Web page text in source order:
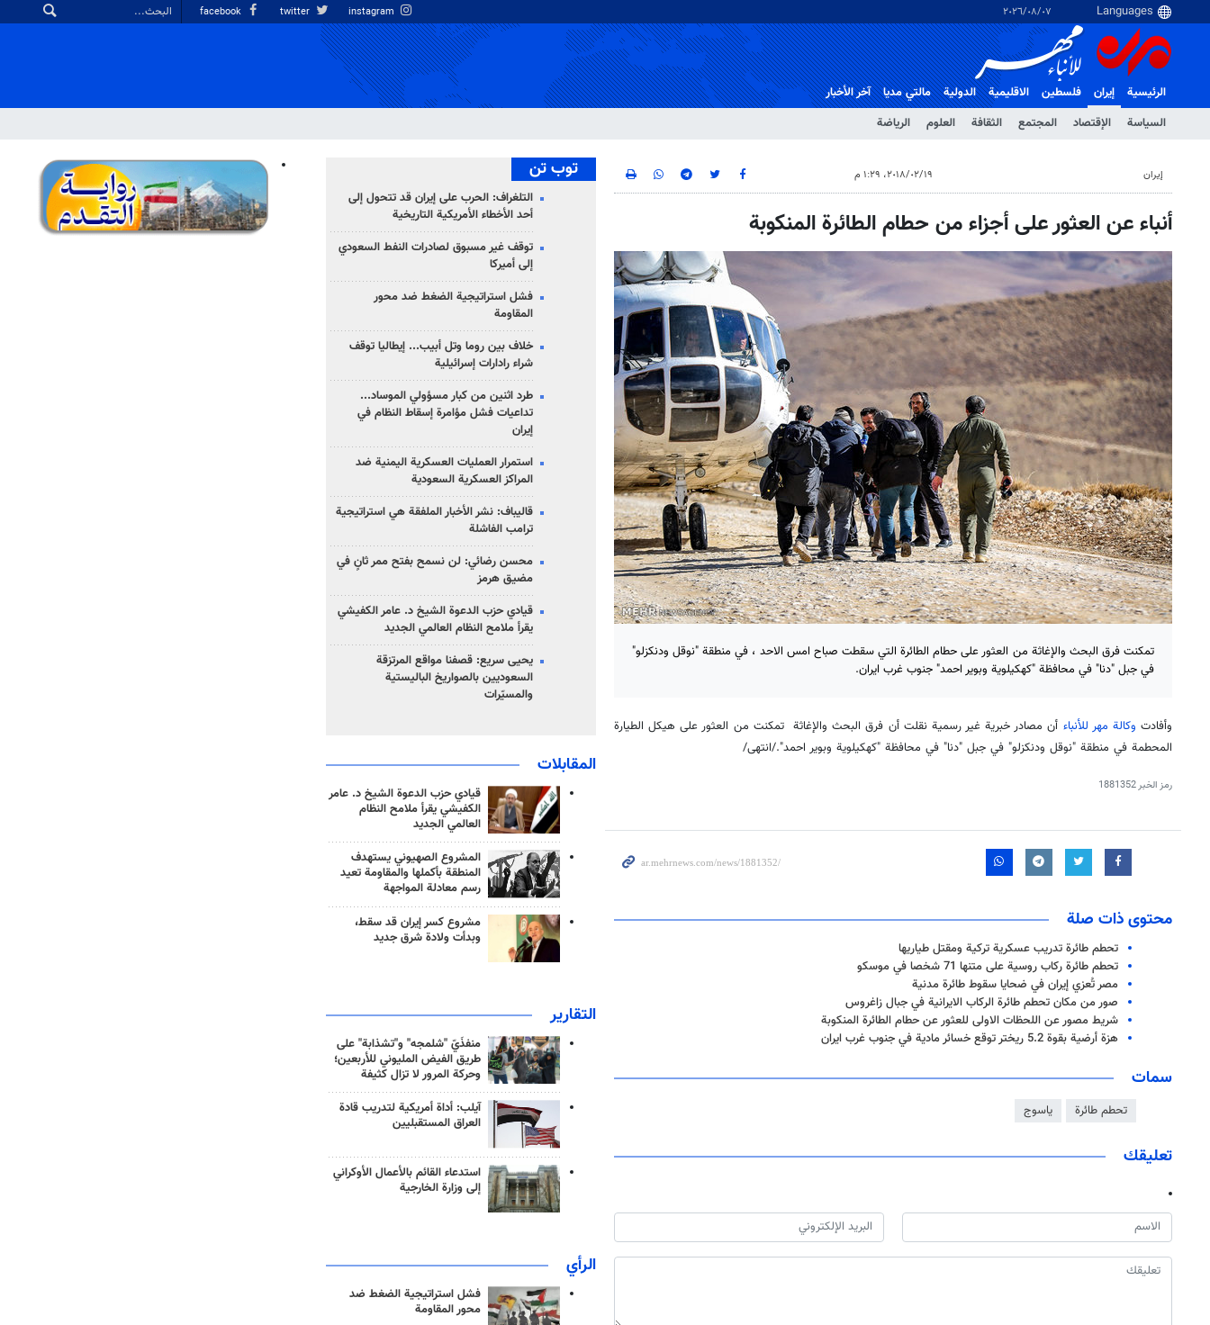
٠٧‏/٠٨‏/٢٠٢٦
الرئيسية
إيران
السياسة
الإقتصاد المجتمع الثقافة العلوم الرياضة
فلسطین الاقلیمیة الدولية مالتي مدیا آخر الأخبار
إيران ١٩‏/٠٢‏/٢٠١٨، ١:٢٩ م
أنباء عن العثور على أجزاء من حطام الطائرة المنكوبة
تمكنت فرق البحث والإغاثة من العثور على حطام الطائرة التي سقطت صباح امس الاحد ، في منطقة "نوقل ودنكزلو"
في جبل "دنا" في محافظة "كهكيلوية وبوير احمد" جنوب غرب ايران.
وأفادت وكالة مهر للأنباء أن مصادر خبرية غير رسمية نقلت أن فرق البحث والإغاثة تمكنت من العثور على هيكل الطيارة
المحطمة في منطقة "نوقل ودنكزلو" في جبل "دنا" في محافظة "كهكيلوية وبوير احمد"./انتهى/
رمز الخبر1881352
محتوى ذات صلة
تحطم طائرة تدريب عسكرية تركية ومقتل طياريها
تحطم طائرة ركاب روسية على متنها 71 شخصا في موسكو
مصر تُعزي إيران في ضحايا سقوط طائرة مدنية
صور من مكان تحطم طائرة الركاب الايرانية في جبال زاغروس
شريط مصور عن اللحظات الاولى للعثور عن حطام الطائرة المنكوبة
هزة أرضية بقوة 5.2 ريختر توقع خسائر مادية في جنوب غرب ايران
سمات
تحطم طائرة ياسوج
تعليقك
توب تن
التلغراف: الحرب على إيران قد تتحول إلى
أحد الأخطاء الأمريكية التاريخية
توقف غير مسبوق لصادرات النفط السعودي
إلى أميركا
فشل استراتيجية الضغط ضد محور
المقاومة
خلاف بين روما وتل أبيب... إيطاليا توقف
شراء رادارات إسرائيلية
طرد اثنين من كبار مسؤولي الموساد...
تداعيات فشل مؤامرة إسقاط النظام في
إيران
استمرار العمليات العسكرية اليمنية ضد
المراكز العسكرية السعودية
قاليباف: نشر الأخبار الملفقة هي استراتيجية
ترامب الفاشلة
محسن رضائي: لن نسمح بفتح ممر ثانٍ في
مضيق هرمز
قيادي حزب الدعوة الشيخ د. عامر الكفيشي
يقرأ ملامح النظام العالمي الجديد
يحيى سريع: قصفنا مواقع المرتزقة
السعوديين بالصواريخ الباليستية
والمسيّرات
المقابلات
قيادي حزب الدعوة الشيخ د. عامر
الكفيشي يقرأ ملامح النظام
العالمي الجديد
المشروع الصهيوني يستهدف
المنطقة بأكملها والمقاومة تعيد
رسم معادلة المواجهة
مشروع كسر إيران قد سقط،
وبدأت ولادة شرق جديد
التقارير
منفذَيّ "شلمجه" و"تشذابة" على
طريق الفيض المليوني للأربعين؛
وحركة المرور لا تزال كثيفة
آيلب: أداة أمريكية لتدريب قادة
العراق المستقبليين
استدعاء القائم بالأعمال الأوكراني
إلى وزارة الخارجية
الرأي
فشل استراتيجية الضغط ضد
محور المقاومة